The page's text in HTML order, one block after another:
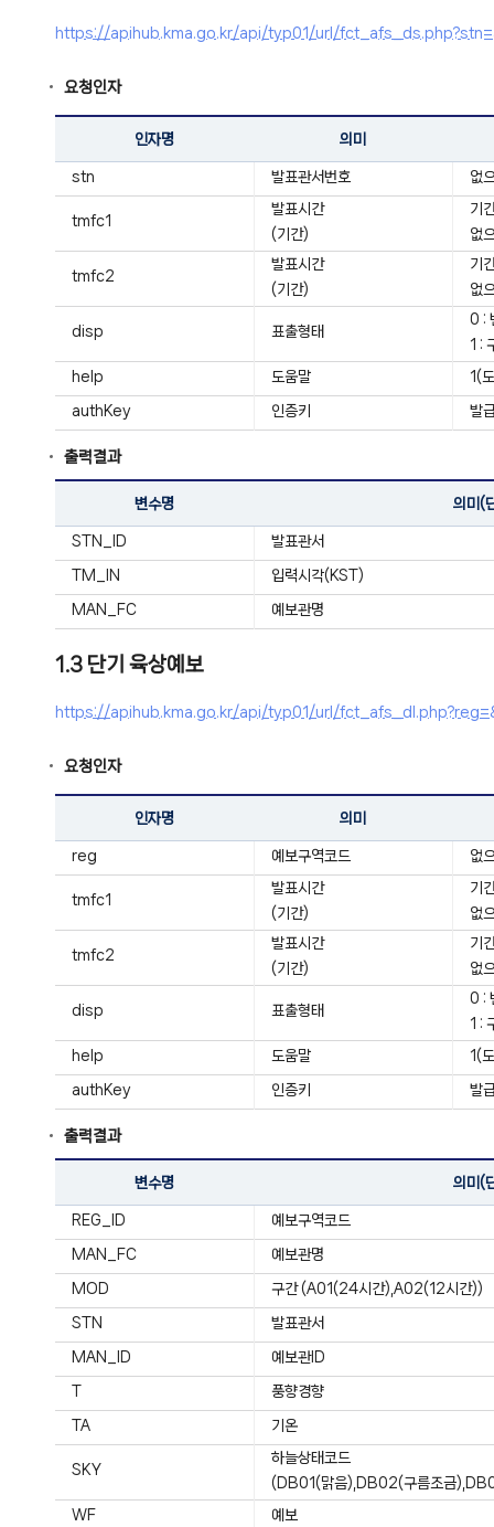
https://apihub.kma.go.kr/api/typ01/url/
요청인자
인자명 의미
stn 발표관서번호 없
tmfc1
발표시간
(기간)
기
없
tmfc2
발표시간
(기간)
기
없
disp 표출형태
0 :
1 :
help 도움말 1(
authKey 인증키 발
출력결과
변수명 의미(
STN_ID 발표관서
TM_IN 입력시각(KST)
MAN_FC 예보관명
1.3 단기 육상예보
https://apihub.kma.go.kr/api/typ01/url/
요청인자
인자명 의미
reg 예보구역코드 없
tmfc1
발표시간
(기간)
기
없
tmfc2
발표시간
(기간)
기
없
disp 표출형태
0 :
1 :
help 도움말 1(
authKey 인증키 발
출력결과
변수명 의미(
REG_ID 예보구역코드
MAN_FC 예보관명
MOD 구간 (A01(24시간),A02(12시간))
STN 발표관서
MAN_ID 예보관ID
T 풍향경향
TA 기온
SKY
하늘상태코드
(DB01(맑음),DB02(구름조금
WF 예보